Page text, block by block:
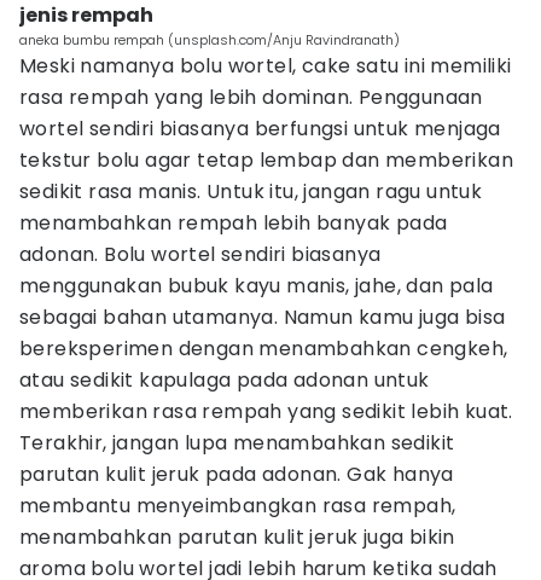
jenis rempah
aneka bumbu rempah (unsplash.com/Anju Ravindranath)
Meski namanya bolu wortel, cake satu ini memiliki
rasa rempah yang lebih dominan. Penggunaan
wortel sendiri biasanya berfungsi untuk menjaga
tekstur bolu agar tetap lembap dan memberikan
sedikit rasa manis. Untuk itu, jangan ragu untuk
menambahkan rempah lebih banyak pada
adonan. Bolu wortel sendiri biasanya
menggunakan bubuk kayu manis, jahe, dan pala
sebagai bahan utamanya. Namun kamu juga bisa
bereksperimen dengan menambahkan cengkeh,
atau sedikit kapulaga pada adonan untuk
memberikan rasa rempah yang sedikit lebih kuat.
Terakhir, jangan lupa menambahkan sedikit
parutan kulit jeruk pada adonan. Gak hanya
membantu menyeimbangkan rasa rempah,
menambahkan parutan kulit jeruk juga bikin
aroma bolu wortel jadi lebih harum ketika sudah